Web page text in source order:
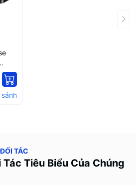
TÁC
Tiêu Biểu Của Chúng